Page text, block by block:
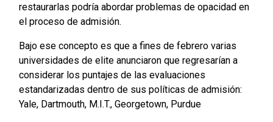
restaurarlas podría abordar problemas de opacidad en
el proceso de admisión.
Bajo ese concepto es que a fines de febrero varias
universidades de elite anunciaron que regresarían a
considerar los puntajes de las evaluaciones
estandarizadas dentro de sus políticas de admisión:
Yale, Dartmouth, M.I.T., Georgetown, Purdue